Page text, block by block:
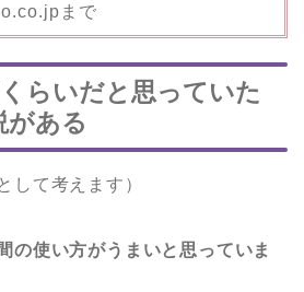
まで
らいだと思っていた
ある
して考えます）
の使い方がうまいと思っていま